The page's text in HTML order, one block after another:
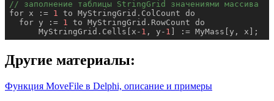
// заполнение таблицы StringGrid значениями массива
for x := 1
to MyStringGrid.ColCount do
  for y :=
1
to MyStringGrid.RowCount do
      MyStringGrid.Cells[x-
1 , y- 1 ] := MyMass[y, x];
Другие материалы:
Функция MoveFile в Delphi, описание и примеры